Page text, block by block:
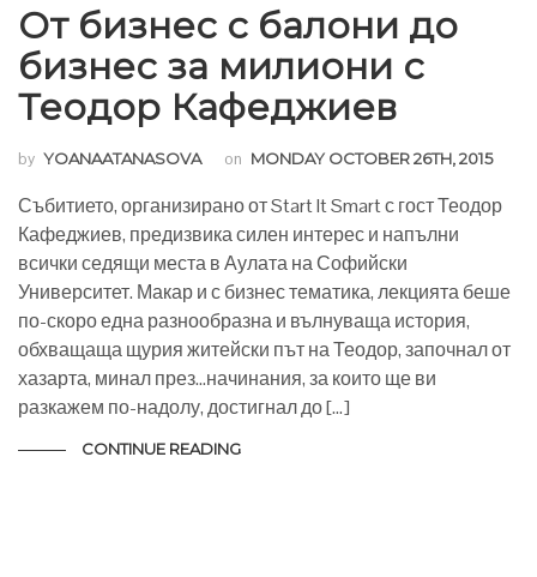
От бизнес с балони до
бизнес за милиони с
Теодор Кафеджиев
by YOANAATANASOVA on MONDAY OCTOBER 26TH, 2015
Събитието, организирано от Start It Smart с гост Теодор
Кафеджиев, предизвика силен интерес и напълни
всички седящи места в Аулата на Софийски
Университет. Макар и с бизнес тематика, лекцията беше
по-скоро една разнообразна и вълнуваща история,
обхващаща щурия житейски път на Теодор, започнал от
хазарта, минал през…начинания, за които ще ви
разкажем по-надолу, достигнал до […]
CONTINUE READING